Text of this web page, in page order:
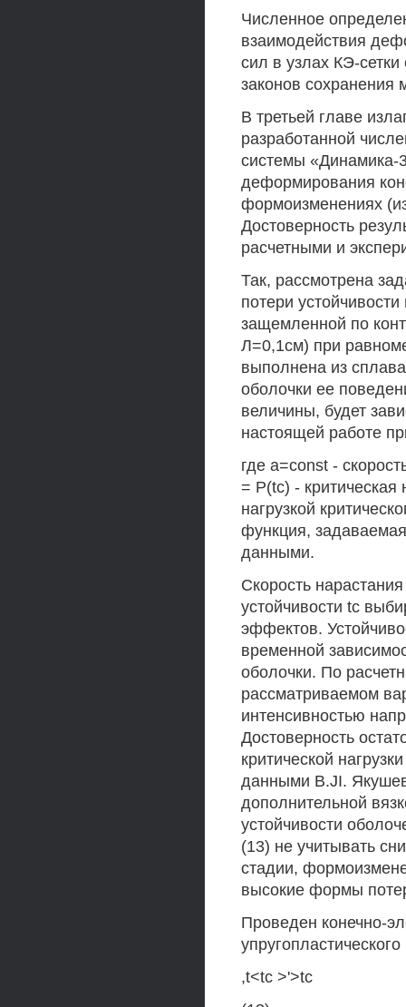
Численное
взаимодействия
сил в узлах КЭ-
законов сохранения
В третьей главе
разработанной
системы «Динамика-
деформирования
формоизменениях
Достоверность
расчетными и
Так, рассмотрена
потери
защемленной по
Л=0,1см) при
выполнена из
оболочки ее
величины, будет
настоящей работе
где a=const -
= P(tc) -
нагрузкой
функция,
данными.
Скорость
устойчивости tc
эффектов.
временной
оболочки. По
рассматриваемом
интенсивностью
Достоверность
критической
данными B.JI.
дополнительной
устойчивости
(13) не учитывать
стадии,
высокие формы
Проведен конечно-
упругопластического
,t<tc >'>tc